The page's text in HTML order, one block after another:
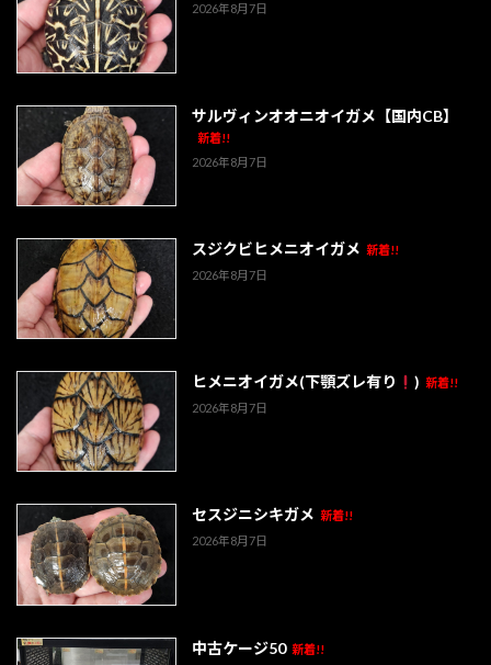
2026年8月7日
サルヴィンオオニオイガメ【国内CB】
新着!!
2026年8月7日
スジクビヒメニオイガメ 新着!!
2026年8月7日
ヒメニオイガメ(下顎ズレ有り ) 新着!!
2026年8月7日
セスジニシキガメ 新着!!
2026年8月7日
中古ケージ50 新着!!